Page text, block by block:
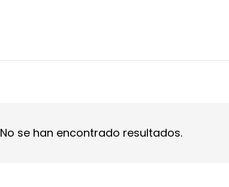
No se han encontrado resultados.